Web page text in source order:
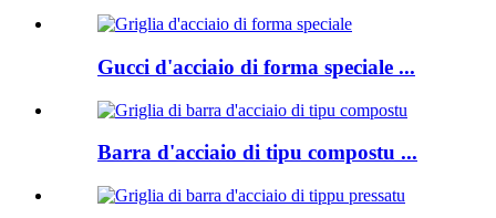
Gucci d'acciaio di forma speciale ...
Barra d'acciaio di tipu compostu ...